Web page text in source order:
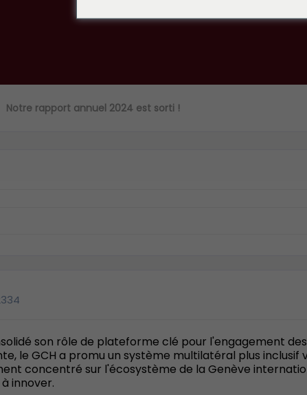
Notre rapport annuel 2024 est sorti !
son rôle de plateforme clé pour l'engagement
le GCH a promu un système multilatéral plus
concentré sur l'écosystème de la Genève
innover.